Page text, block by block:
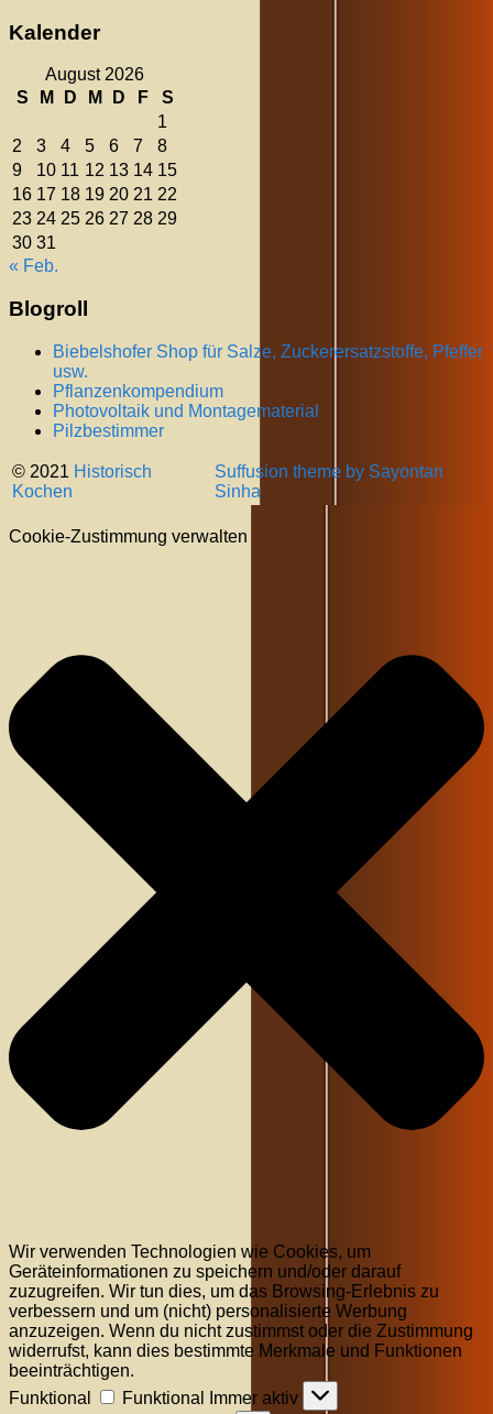
Kalender
August 2026
S
M D M D F
S
1
2
3 4 5 6 7
8
9
10 11 12 13 14 15
16 17 18 19 20 21 22
23 24 25 26 27 28 29
30 31
« Feb.
Blogroll
Biebelshofer Shop für Salze, Zuckerersatzstoffe, Pfeffer
usw.
Pflanzenkompendium
Photovoltaik und Montagematerial
Pilzbestimmer
© 2021 Historisch
Kochen
Suffusion theme by Sayontan
Sinha
Cookie-Zustimmung verwalten
Wir verwenden Technologien wie Cookies, um
Geräteinformationen zu speichern und/oder darauf
zuzugreifen. Wir tun dies, um das Browsing-Erlebnis zu
verbessern und um (nicht) personalisierte Werbung
anzuzeigen. Wenn du nicht zustimmst oder die Zustimmung
widerrufst, kann dies bestimmte Merkmale und Funktionen
beeinträchtigen.
Funktional
Funktional Immer aktiv